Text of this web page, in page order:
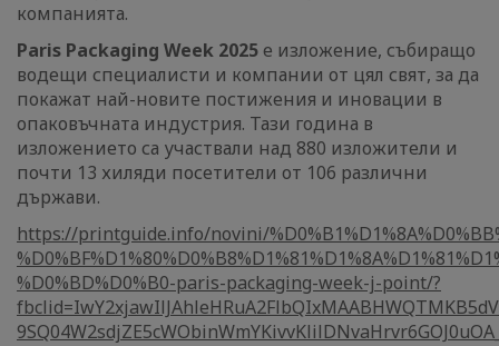
компанията.
Paris Packaging Week 2025е изложение, събиращо
водещи специалисти и компании от цял свят, за да
покажат най-новите постижения и иновации в
опаковъчната индустрия. Тази година в
изложението са участвали над 880 изложители и
почти 13 хиляди посетители от 106 различни
държави.
https://printguide.info/novini/
%D0%BD%D0%B0-paris-packaging-week-j-point/?